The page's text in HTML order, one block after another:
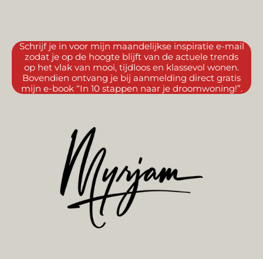
Schrijf je in voor mijn maandelijkse inspiratie e-mail
zodat je op de hoogte blijft van de actuele trends
op het vlak van mooi, tijdloos en klassevol wonen.
Bovendien ontvang je bij aanmelding direct gratis
mijn e-book “In 10 stappen naar je droomwoning!”.